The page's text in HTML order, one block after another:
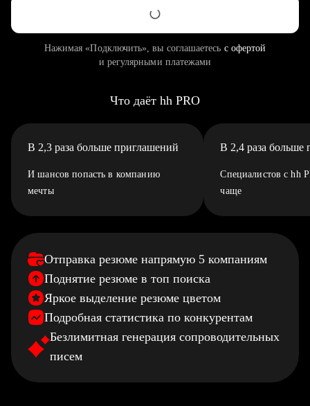
Нажимая «Подключить», вы соглашаетесь с офертой
и регулярными платежами
Что даёт hh PRO
В 2,3 раза больше приглашений
И шансов попасть в компанию
мечты
В 2,4 раза больше
Специалистов с hh
чаще
Отправка резюме напрямую 5 компаниям
Поднятие резюме в топ поиска
Яркое выделение резюме цветом
Подробная статистика по конкурентам
Безлимитная генерация сопроводительных
писем